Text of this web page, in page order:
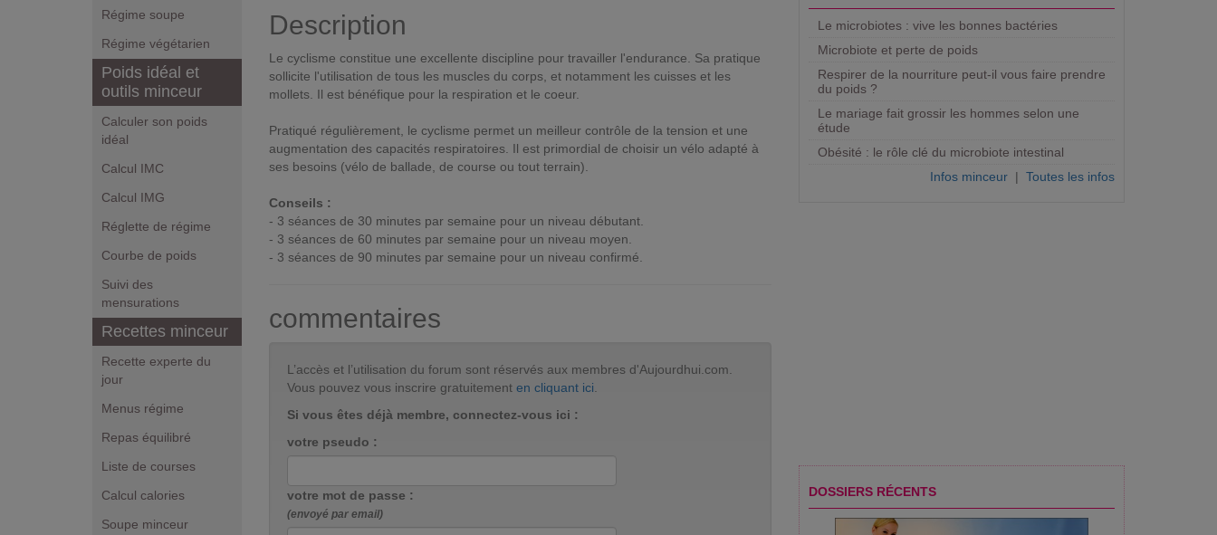
Régime soupe
Régime végétarien
Poids idéal et
outils minceur
Calculer son poids
idéal
Calcul IMC
Calcul IMG
Réglette de régime
Courbe de poids
Suivi des
mensurations
Recettes minceur
Recette experte du
jour
Menus régime
Repas équilibré
Liste de courses
Calcul calories
Soupe minceur
Description
Le cyclisme constitue une excellente discipline pour travailler l'endurance. Sa pratique
sollicite l'utilisation de tous les muscles du corps, et notamment les cuisses et les
mollets. Il est bénéfique pour la respiration et le coeur.
Pratiqué régulièrement, le cyclisme permet un meilleur contrôle de la tension et une
augmentation des capacités respiratoires. Il est primordial de choisir un vélo adapté à
ses besoins (vélo de ballade, de course ou tout terrain).
Conseils :
- 3 séances de 30 minutes par semaine pour un niveau débutant.
- 3 séances de 60 minutes par semaine pour un niveau moyen.
- 3 séances de 90 minutes par semaine pour un niveau confirmé.
commentaires
L’accès et l’utilisation du forum sont réservés aux membres d'Aujourdhui.com.
Vous pouvez vous inscrire gratuitement en cliquant ici
Si vous êtes déjà membre, connectez-vous ici :
votre pseudo :
votre mot de passe :
(envoyé par email)
Le microbiotes : vive les bonnes bactéries
Microbiote et perte de poids
Respirer de la nourriture peut-il vous faire prendre
du poids ?
Le mariage fait grossir les hommes selon une
étude
Obésité : le rôle clé du microbiote intestinal
Infos minceur | Toutes les infos
DOSSIERS RÉCENTS